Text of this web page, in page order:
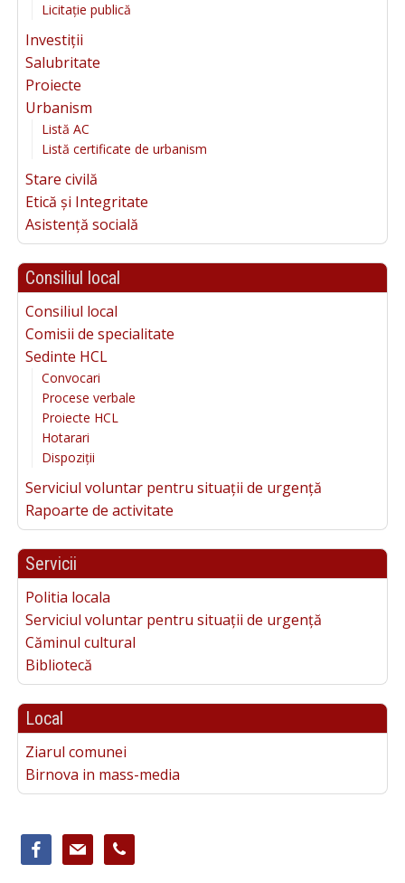
Licitație publică
Investiții
Salubritate
Proiecte
Urbanism
Listă AC
Listă certificate de urbanism
Stare civilă
Etică și Integritate
Asistență socială
Consiliul local
Consiliul local
Comisii de specialitate
Sedinte HCL
Convocari
Procese verbale
Proiecte HCL
Hotarari
Dispoziții
Serviciul voluntar pentru situații de urgență
Rapoarte de activitate
Servicii
Politia locala
Serviciul voluntar pentru situații de urgență
Căminul cultural
Bibliotecă
Local
Ziarul comunei
Birnova in mass-media
facebookmail phone